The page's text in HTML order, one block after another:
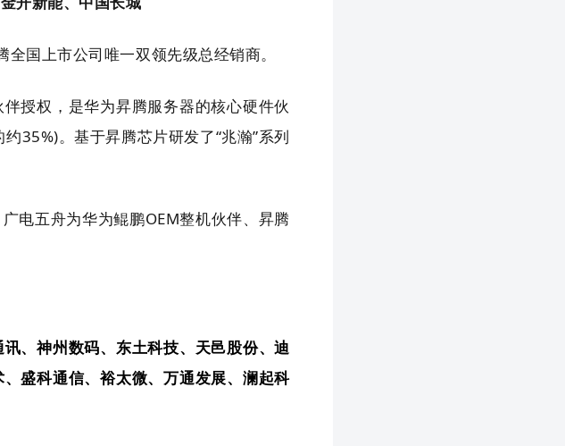
国上市公司唯一双领先级总经销商。
授权，是华为昇腾服务器的核心硬件伙
35%)。基于昇腾芯片研发了“兆瀚”系列
电五舟为华为鲲鹏OEM整机伙伴、昇腾
、神州数码、东土科技、天邑股份、迪
盛科通信、裕太微、万通发展、澜起科